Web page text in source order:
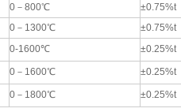
0－800℃
±0.75%t
0－1300℃
±0.75%t
0-1600℃
±0.25%t
0－1600℃
±0.25%t
0－1800℃
±0.25%t